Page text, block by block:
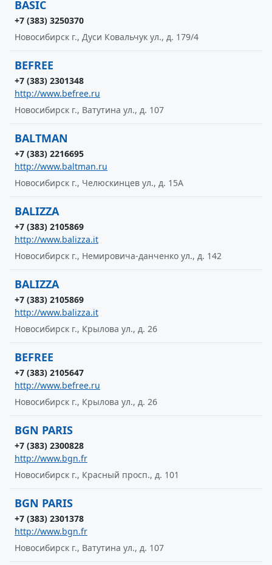
BASIC
+7 (383) 3250370
Новосибирск г., Дуси Ковальчук ул., д. 179/4
BEFREE
+7 (383) 2301348
http://www.befree.ru
Новосибирск г., Ватутина ул., д. 107
BALTMAN
+7 (383) 2216695
http://www.baltman.ru
Новосибирск г., Челюскинцев ул., д. 15А
BALIZZA
+7 (383) 2105869
http://www.balizza.it
Новосибирск г., Немировича-данченко ул., д. 142
BALIZZA
+7 (383) 2105869
http://www.balizza.it
Новосибирск г., Крылова ул., д. 26
BEFREE
+7 (383) 2105647
http://www.befree.ru
Новосибирск г., Крылова ул., д. 26
BGN PARIS
+7 (383) 2300828
http://www.bgn.fr
Новосибирск г., Красный просп., д. 101
BGN PARIS
+7 (383) 2301378
http://www.bgn.fr
Новосибирск г., Ватутина ул., д. 107